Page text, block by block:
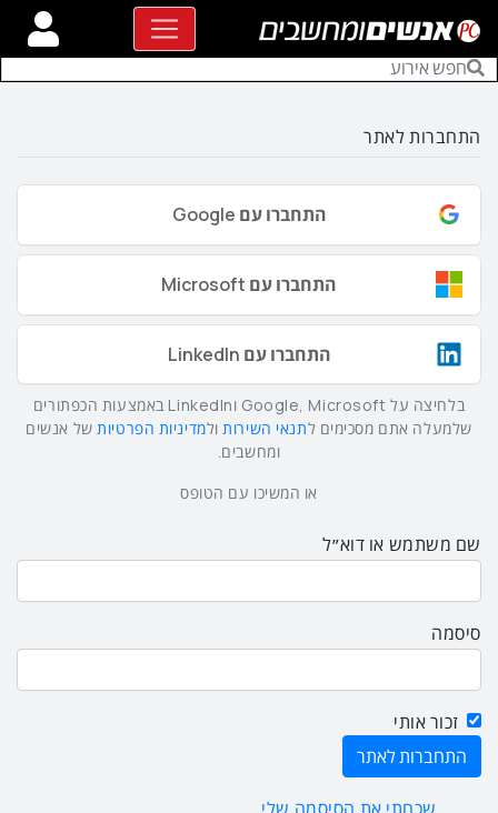
התחברות לאתר
התחברו עם Google
התחברו עם Microsoft
התחברו עם LinkedIn
בלחיצה על Google, Microsoft וLinkedIn באמצעות הכפתורים
שלמעלה אתם מסכימים לתנאי השירותולמדיניות הפרטיותשל אנשים
ומחשבים.
או המשיכו עם הטופס
שם משתמש או דוא״ל
סיסמה
זכור אותי
שכחתי את הסיסמה שלי